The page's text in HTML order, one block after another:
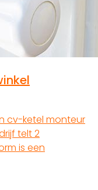
cv-ketel monteur
telt 2
is een